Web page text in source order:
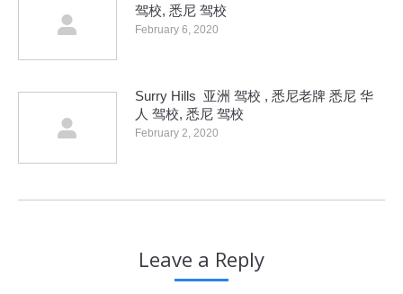
驾校, 悉尼 驾校
February 6, 2020
Surry Hills 亚洲 驾校 , 悉尼老牌 悉尼 华
人 驾校, 悉尼 驾校
February 2, 2020
Leave a Reply